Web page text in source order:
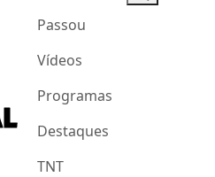
Passou
Vídeos
Programas
Destaques
TNT